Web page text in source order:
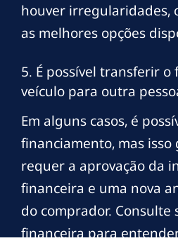
houver irregularidades,
as melhores opções
5. É possível transferir
veículo para outra
Em alguns casos, é
financiamento, mas
requer a aprovação da
financeira e uma nova
do comprador. Consulte
financeira para